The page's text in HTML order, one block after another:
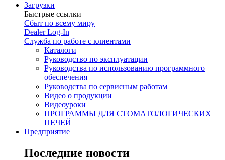
Загрузки
Быстрые ссылки
Сбыт по всему миру
Dealer Log-In
Служба по работе с клиентами
Каталоги
Руководство по эксплуатации
Руководства по использованию программного
обеспечения
Руководства по сервисным работам
Видео о продукции
Видеоуроки
ПРОГРАММЫ ДЛЯ СТОМАТОЛОГИЧЕСКИХ
ПЕЧЕЙ
Предприятие
Последние новости